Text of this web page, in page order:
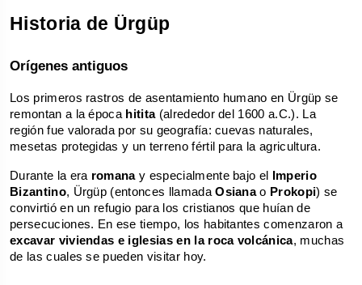
Historia de Ürgüp
Orígenes antiguos
Los primeros rastros de asentamiento humano en Ürgüp se
remontan a la época hitita (alrededor del 1600 a.C.). La
región fue valorada por su geografía: cuevas naturales,
mesetas protegidas y un terreno fértil para la agricultura.
Durante la era romana y especialmente bajo el
Imperio
Bizantino, Ürgüp (entonces llamada Osiana o Prokopi) se
convirtió en un refugio para los cristianos que huían de
persecuciones. En ese tiempo, los habitantes comenzaron a
excavar viviendas e iglesias en la roca volcánica, muchas
de las cuales se pueden visitar hoy.